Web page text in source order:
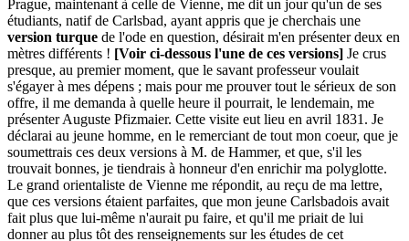
Prague, maintenant à celle de Vienne, me dit un jour qu'un de ses
étudiants, natif de Carlsbad, ayant appris que je cherchais une
version turque de l'ode en question, désirait m'en présenter deux en
mètres différents ! [Voir ci-dessous l'une de ces versions] Je crus
presque, au premier moment, que le savant professeur voulait
s'égayer à mes dépens ; mais pour me prouver tout le sérieux de son
offre, il me demanda à quelle heure il pourrait, le lendemain, me
présenter Auguste Pfizmaier. Cette visite eut lieu en avril 1831. Je
déclarai au jeune homme, en le remerciant de tout mon coeur, que je
soumettrais ces deux versions à M. de Hammer, et que, s'il les
trouvait bonnes, je tiendrais à honneur d'en enrichir ma polyglotte.
Le grand orientaliste de Vienne me répondit, au reçu de ma lettre,
que ces versions étaient parfaites, que mon jeune Carlsbadois avait
fait plus que lui-même n'aurait pu faire, et qu'il me priait de lui
donner au plus tôt des renseignements sur les études de cet